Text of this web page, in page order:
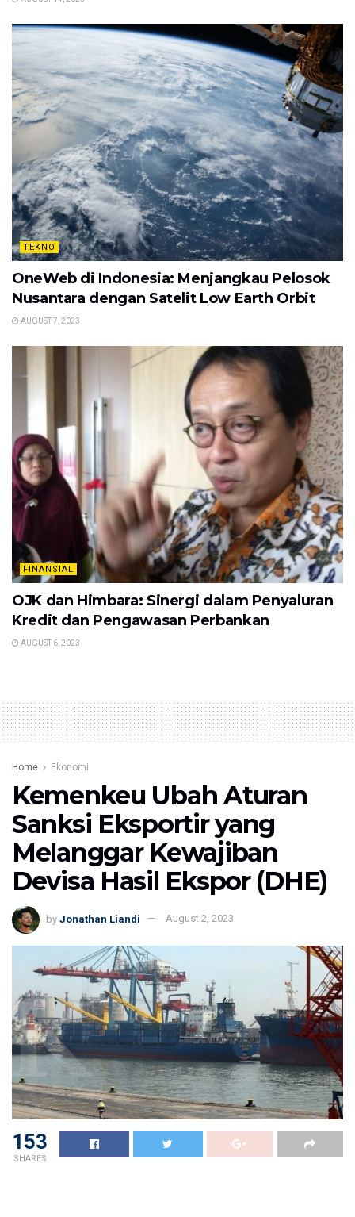
TEKNO
OneWeb di Indonesia: Menjangkau Pelosok
Nusantara dengan Satelit Low Earth Orbit
AUGUST 7, 2023
FINANSIAL
OJK dan Himbara: Sinergi dalam Penyaluran
Kredit dan Pengawasan Perbankan
AUGUST 6, 2023
Home Ekonomi
Kemenkeu Ubah Aturan
Sanksi Eksportir yang
Melanggar Kewajiban
Devisa Hasil Ekspor (DHE)
by Jonathan Liandi August 2, 2023
153
SHARES